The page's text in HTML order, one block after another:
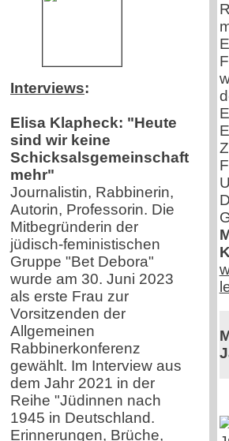
Interviews:
Elisa Klapheck: "Heute
sind wir keine
Schicksalsgemeinschaft
mehr"
Journalistin, Rabbinerin,
Autorin, Professorin. Die
Mitbegründerin der
jüdisch-feministischen
Gruppe "Bet Debora"
wurde am 30. Juni 2023
als erste Frau zur
Vorsitzenden der
Allgemeinen
Rabbinerkonferenz
gewählt. Im Interview aus
dem Jahr 2021 in der
Reihe "Jüdinnen nach
1945 in Deutschland.
Erinnerungen, Brüche,